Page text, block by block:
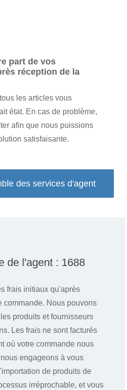
part de vos
réception de la
les articles vous
état. En cas de problème,
afin que nous puissions
satisfaisante.
des services d'agent
de l'agent : 1688
frais initiaux qu'après
commande. Nous pouvons
produits et fournisseurs
Les frais ne sont facturés
où votre commande nous
engageons à vous
de produits de
irréprochable, et vous